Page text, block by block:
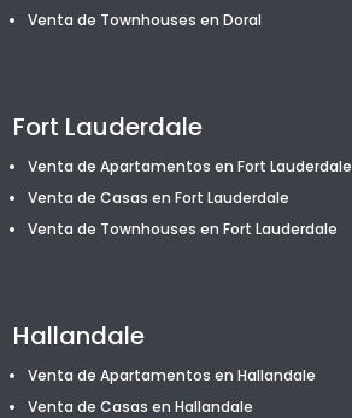
Venta de Townhouses en Doral
Fort Lauderdale
Venta de Apartamentos en Fort Lauderdale
Venta de Casas en Fort Lauderdale
Venta de Townhouses en Fort Lauderdale
Hallandale
Venta de Apartamentos en Hallandale
Venta de Casas en Hallandale